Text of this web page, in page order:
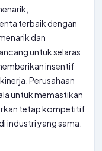
terbaik dengan
dan
untuk selaras
insentif
Perusahaan
untuk memastikan
tetap kompetitif
industri yang sama.